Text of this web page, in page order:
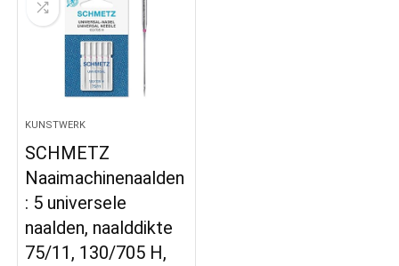
KUNSTWERK
SCHMETZ
Naaimachinenaalden
: 5 universele
naalden, naalddikte
75/11, 130/705 H,